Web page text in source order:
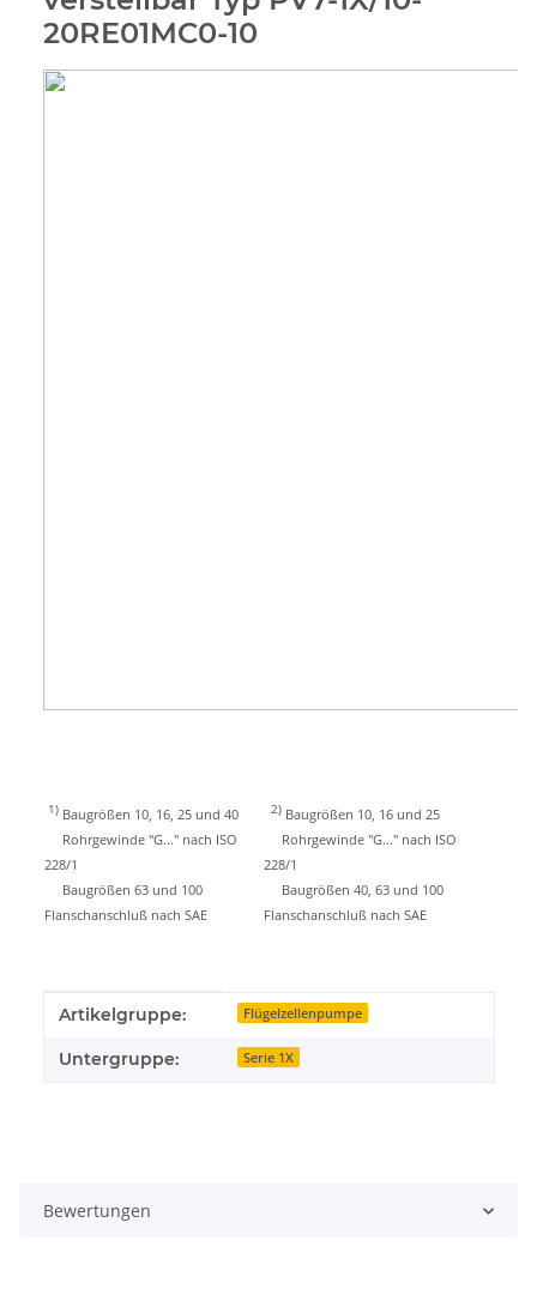
20RE01MC0-10
1) Baugrößen 10, 16, 25 und 40
Rohrgewinde "G..." nach ISO
228/1
Baugrößen 63 und 100
Flanschanschluß nach SAE
2) Baugrößen 10, 16 und 25
Rohrgewinde "G..." nach ISO
228/1
Baugrößen 40, 63 und 100
Flanschanschluß nach SAE
Produkteigenschaft
Wert
Artikelgruppe: Flügelzellenpumpe
Untergruppe: Serie 1X
Bewertungen